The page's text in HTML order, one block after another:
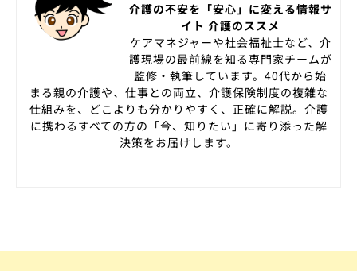
介護の不安を「安心」に変える情報サ
イト 介護のススメ
ケアマネジャーや社会福祉士など、介
護現場の最前線を知る専門家チームが
監修・執筆しています。40代から始
まる親の介護や、仕事との両立、介護保険制度の複雑な
仕組みを、どこよりも分かりやすく、正確に解説。介護
に携わるすべての方の「今、知りたい」に寄り添った解
決策をお届けします。